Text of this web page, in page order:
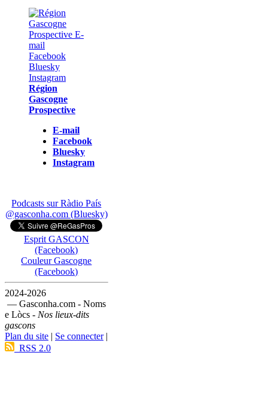
Région
Gascogne
Prospective
E-mail
Facebook
Bluesky
Instagram
Podcasts sur Ràdio País
@gasconha.com (Bluesky)
Esprit GASCON
(Facebook)
Couleur Gascogne
(Facebook)
2024-2026
— Gasconha.com - Noms
e Lòcs - Nos lieux-dits
gascons
Plan du site | Se connecter|
RSS 2.0